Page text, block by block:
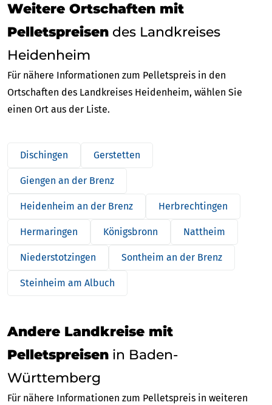
Weitere Ortschaften mit
Pelletspreisen des Landkreises
Heidenheim
Für nähere Informationen zum Pelletspreis in den
Ortschaften des Landkreises Heidenheim, wählen Sie
einen Ort aus der Liste.
Dischingen Gerstetten
Giengen an der Brenz
Heidenheim an der Brenz Herbrechtingen
Hermaringen Königsbronn Nattheim
Niederstotzingen Sontheim an der Brenz
Steinheim am Albuch
Andere Landkreise mit
Pelletspreisen in Baden-
Württemberg
Für nähere Informationen zum Pelletspreis in weiteren